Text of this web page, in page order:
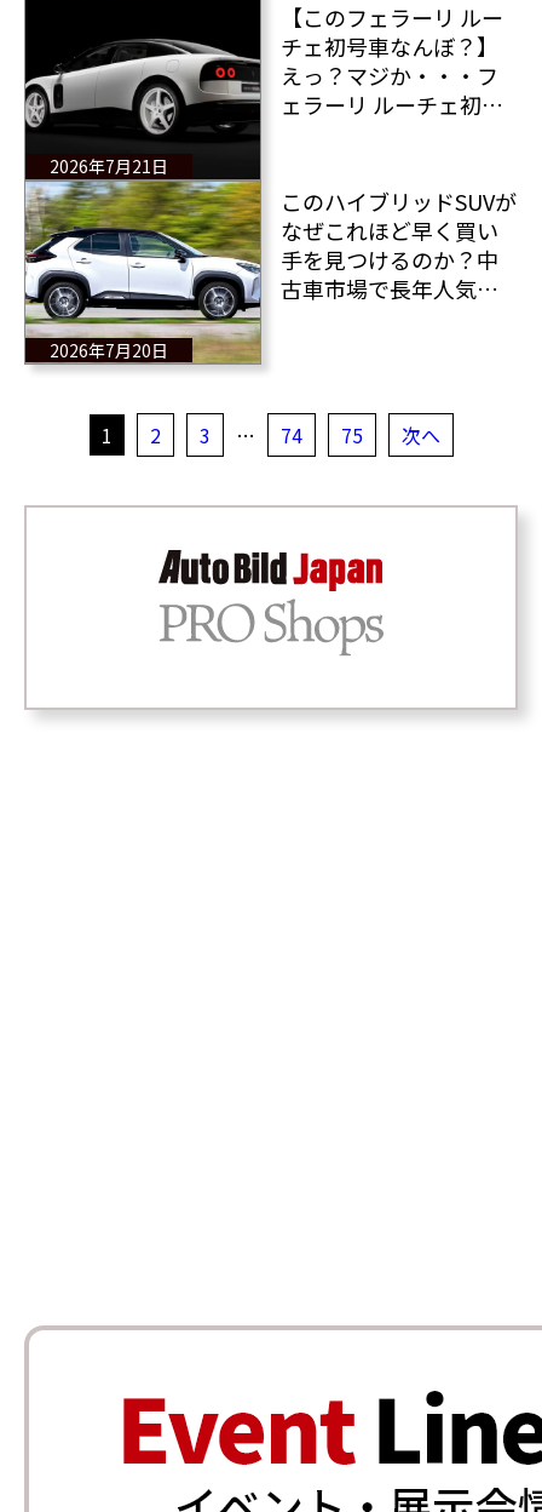
2026年7月21日
【このフェラーリ ルー
チェ初号車なんぼ？】
えっ？マジか・・・フ
ェラーリ ルーチェ初号
で落札される見込みだ
2026年7月20日
このハイブリッドSUVが
なぜこれほど早く買い
手を見つけるのか？中
古車市場で長年人気を
1 2 3 … 74 75 次へ